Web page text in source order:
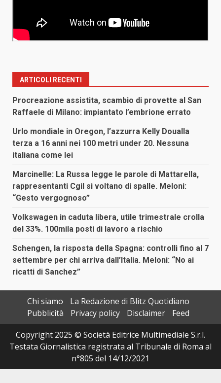
ARTICOLI RECENTI
Procreazione assistita, scambio di provette al San
Raffaele di Milano: impiantato l’embrione errato
Urlo mondiale in Oregon, l’azzurra Kelly Doualla
terza a 16 anni nei 100 metri under 20. Nessuna
italiana come lei
Marcinelle: La Russa legge le parole di Mattarella,
rappresentanti Cgil si voltano di spalle. Meloni:
“Gesto vergognoso”
Volkswagen in caduta libera, utile trimestrale crolla
del 33%. 100mila posti di lavoro a rischio
Schengen, la risposta della Spagna: controlli fino al 7
settembre per chi arriva dall’Italia. Meloni: “No ai
ricatti di Sanchez”
Chi siamo
La Redazione di Blitz Quotidiano
Pubblicità
Privacy policy Disclaimer
Feed
Copyright 2025 © Società Editrice Multimediale S.r.l.
Testata Giornalistica registrata al Tribunale di Roma al
n°805 del 14/12/2021